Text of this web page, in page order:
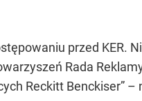
przed KER.
Rada
Reckitt Benckiser” –